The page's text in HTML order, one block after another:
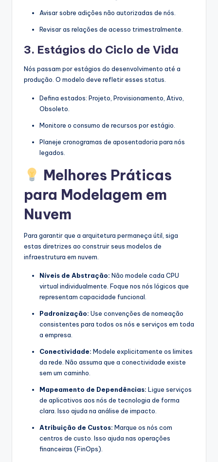
Avisar sobre adições não autorizadas de nós.
Revisar as relações de acesso trimestralmente.
3. Estágios do Ciclo de Vida
Nós passam por estágios do desenvolvimento até a
produção. O modelo deve refletir esses status.
Defina estados: Projeto, Provisionamento, Ativo,
Obsoleto.
Monitore o consumo de recursos por estágio.
Planeje cronogramas de aposentadoria para nós
legados.
Melhores Práticas
para Modelagem em
Nuvem
Para garantir que a arquitetura permaneça útil, siga
estas diretrizes ao construir seus modelos de
infraestrutura em nuvem.
Níveis de Abstração: Não modele cada CPU
virtual individualmente. Foque nos nós lógicos que
representam capacidade funcional.
Padronização: Use convenções de nomeação
consistentes para todos os nós e serviços em toda
a empresa.
Conectividade: Modele explicitamente os limites
da rede. Não assuma que a conectividade existe
sem um caminho.
Mapeamento de Dependências: Ligue serviços
de aplicativos aos nós de tecnologia de forma
clara. Isso ajuda na análise de impacto.
Atribuição de Custos: Marque os nós com
centros de custo. Isso ajuda nas operações
financeiras (FinOps).